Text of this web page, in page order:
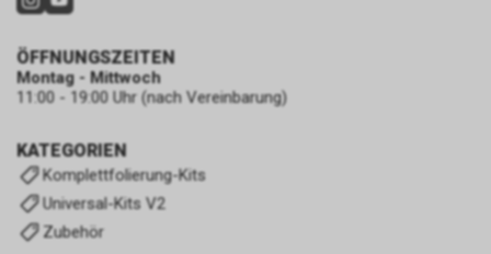
KATEGORIEN
Komplettfolierung-Kits
Universal-Kits V2
Zubehör
ÖFFNUNGSZEITEN
Montag - Mittwoch
11:00 - 19:00 Uhr (nach Vereinbarung)